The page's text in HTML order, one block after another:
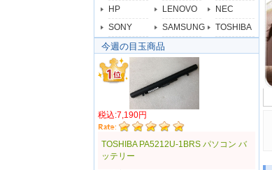
HP
LENOVO
NEC
SONY
SAMSUNG TOSHIBA
今週の目玉商品
税込:7,190円
TOSHIBA PA5212U-1BRS パソコン バ
ッテリー